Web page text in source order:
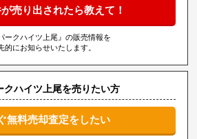
売り出されたら教えて！
ークハイツ上尾』の販売情報を
的にお知らせいたします。
クハイツ上尾を売りたい方
無料売却査定をしたい